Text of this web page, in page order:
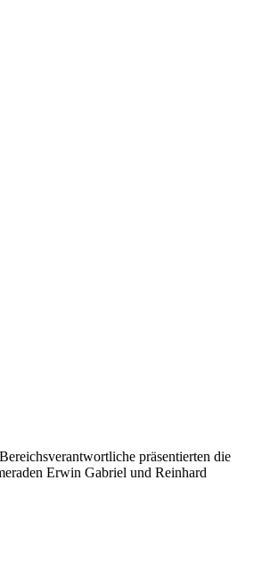
präsentierten die
Erwin Gabriel und Reinhard